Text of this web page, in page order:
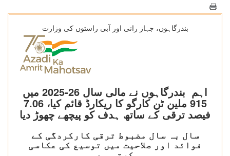
بندرگاہوں، جہاز رانی اور آبی راستوں کی وزارت
اہم بندرگاہوں نے مالی سال 26-2025 میں
915 ملین ٹن کارگو کا ریکارڈ قائم کیا، 7.06
فیصد ترقی کے ساتھ ہدف کو پیچھے چھوڑ دیا
سال بہ سال مضبوط ترقی کارکردگی کے
فوائد اور صلاحیت میں توسیع کی عکاسی